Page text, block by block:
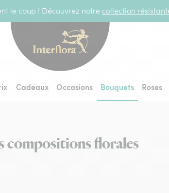
le coup ! Découvrez notre collection
Cadeaux Occasions Bouquets Roses
compositions florales